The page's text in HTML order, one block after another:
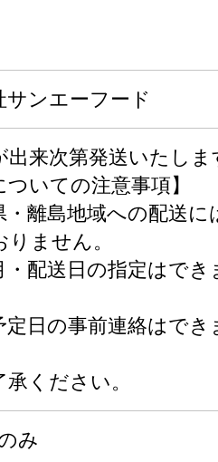
サンエーフード
出来次第発送いたしま
ついての注意事項】
・離島地域への配送に
ません。
・配送日の指定はでき
定日の事前連絡はでき
ください。
み